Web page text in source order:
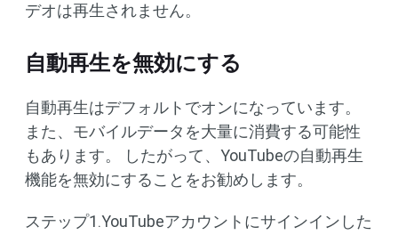
デオは再生されません。
自動再生を無効にする
自動再生はデフォルトでオンになっています。
また、モバイルデータを大量に消費する可能性
もあります。 したがって、YouTubeの自動再生
機能を無効にすることをお勧めします。
ステップ1.YouTubeアカウントにサインインした